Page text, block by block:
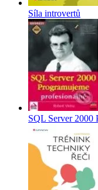
Síla introvertů
SQL Server 2000